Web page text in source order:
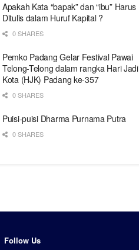
Apakah Kata “bapak” dan “ibu” Harus
Ditulis dalam Huruf Kapital ?
0 SHARES
Pemko Padang Gelar Festival Pawai
Telong-Telong dalam rangka Hari Jadi
Kota (HJK) Padang ke-357
0 SHARES
Puisi-puisi Dharma Purnama Putra
0 SHARES
Follow Us